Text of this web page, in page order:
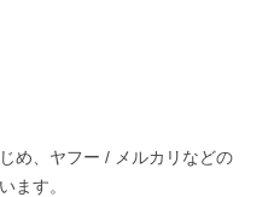
め、ヤフー / メルカリなどの
ます。